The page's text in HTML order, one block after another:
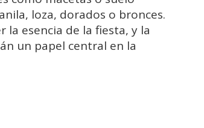
loza, dorados o bronces.
esencia de la fiesta, y la
un papel central en la